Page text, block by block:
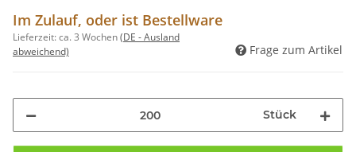
Im Zulauf, oder ist Bestellware
Lieferzeit:ca. 3 Wochen(DE - Ausland
abweichend)
Frage zum Artikel
Stück